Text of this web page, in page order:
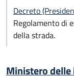
Decreto
Regolamento di
della strada.
Ministero